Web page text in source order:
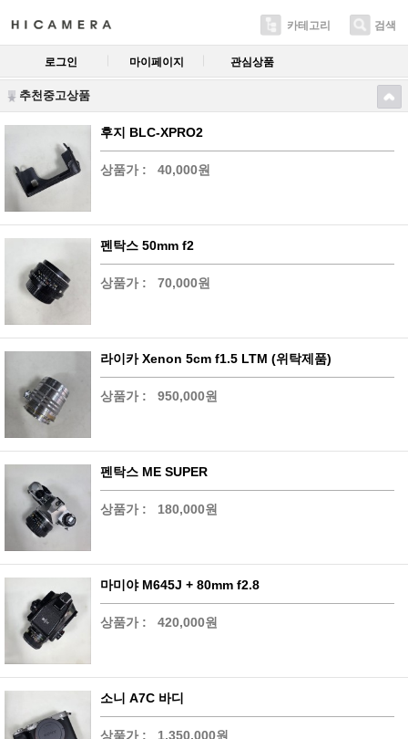
카테고리 검색
로그인 마이페이지 관심상품
추천중고상품
후지 BLC-XPRO2
상품가 : 40,000원
펜탁스 50mm f2
상품가 : 70,000원
라이카 Xenon 5cm f1.5 LTM (위탁제품)
상품가 : 950,000원
펜탁스 ME SUPER
상품가 : 180,000원
마미야 M645J + 80mm f2.8
상품가 : 420,000원
소니 A7C 바디
상품가 : 1,350,000원